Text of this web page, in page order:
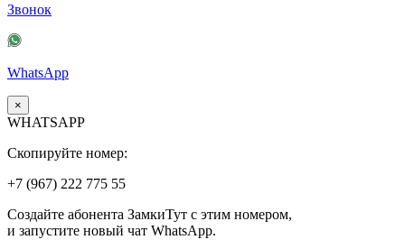
Звонок
WhatsApp
×
WHATSAPP
Скопируйте номер:
+7 (967) 222 775 55
Создайте абонента ЗамкиТут с этим номером,
и запустите новый чат WhatsApp.